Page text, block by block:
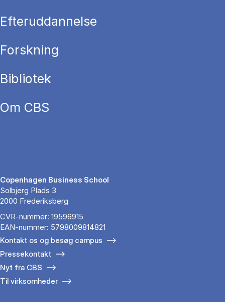
Efteruddannelse
Forskning
Bibliotek
Om CBS
Copenhagen Business School
Solbjerg Plads 3
2000 Frederiksberg
CVR-nummer: 19596915
EAN-nummer: 5798009814821
Kontakt os og besøg campus
Pressekontakt
Nyt fra CBS
Til virksomheder